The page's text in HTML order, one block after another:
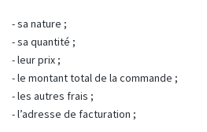
- sa nature ;
- sa quantité ;
- leur prix ;
- le montant total de la commande ;
- les autres frais ;
- l’adresse de facturation ;